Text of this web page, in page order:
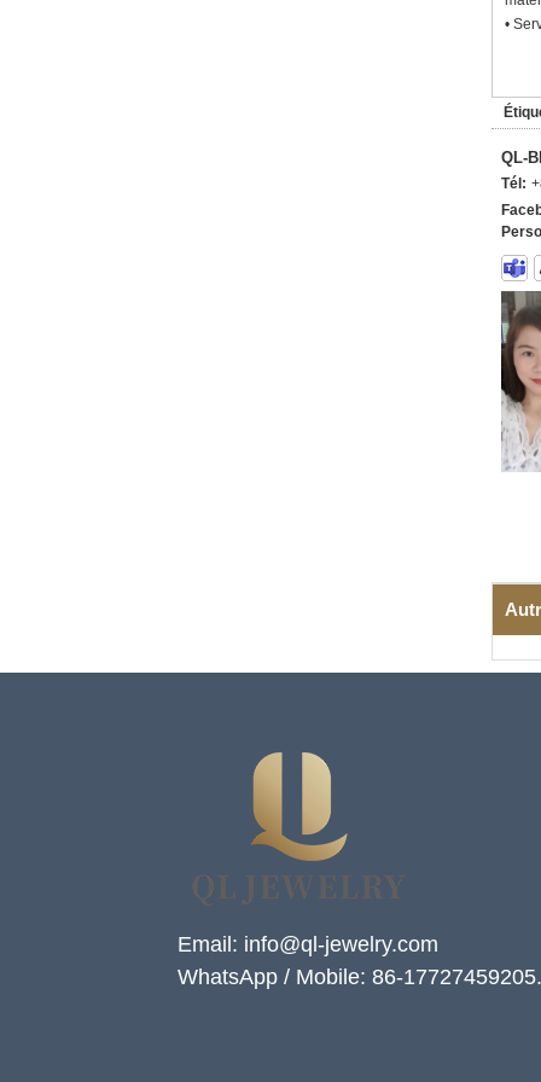
•
QL-
Tél:
Email: info@ql-jewelry.com
WhatsApp / Mobile: 86-17727459205.